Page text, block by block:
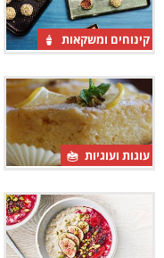
קינוחים ומשקאות
עוגות ועוגיות